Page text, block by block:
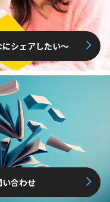
シェアしたい〜
合わせ